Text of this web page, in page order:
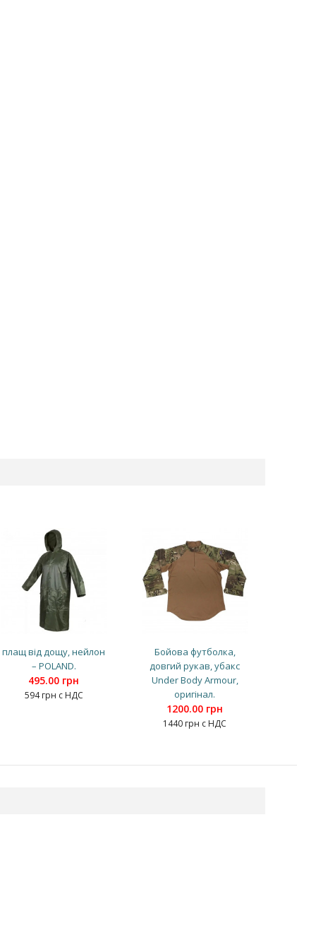
плащ від дощу, нейлон
– POLAND.
495.00 грн
594 грн с НДС
Бойова футболка,
довгий рукав, убакс
Under Body Armour,
оригінал.
1200.00 грн
1440 грн с НДС